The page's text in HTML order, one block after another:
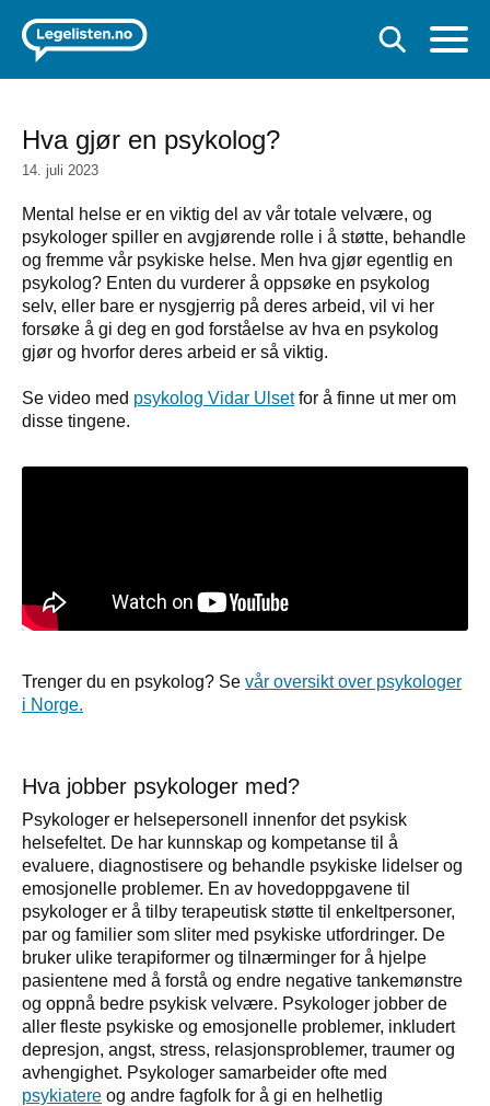
Hva gjør en psykolog?
14. juli 2023
Mental helse er en viktig del av vår totale velvære, og
psykologer spiller en avgjørende rolle i å støtte, behandle
og fremme vår psykiske helse. Men hva gjør egentlig en
psykolog? Enten du vurderer å oppsøke en psykolog
selv, eller bare er nysgjerrig på deres arbeid, vil vi her
forsøke å gi deg en god forståelse av hva en psykolog
gjør og hvorfor deres arbeid er så viktig.
Se video med psykolog Vidar Ulsetfor å finne ut mer om
disse tingene.
Trenger du en psykolog? Se vår oversikt over psykologer
i Norge.
Hva jobber psykologer med?
Psykologer er helsepersonell innenfor det psykisk
helsefeltet. De har kunnskap og kompetanse til å
evaluere, diagnostisere og behandle psykiske lidelser og
emosjonelle problemer. En av hovedoppgavene til
psykologer er å tilby terapeutisk støtte til enkeltpersoner,
par og familier som sliter med psykiske utfordringer. De
bruker ulike terapiformer og tilnærminger for å hjelpe
pasientene med å forstå og endre negative tankemønstre
og oppnå bedre psykisk velvære. Psykologer jobber de
aller fleste psykiske og emosjonelle problemer, inkludert
depresjon, angst, stress, relasjonsproblemer, traumer og
avhengighet. Psykologer samarbeider ofte med
psykiatere og andre fagfolk for å gi en helhetlig